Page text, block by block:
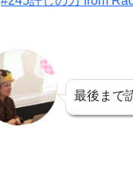
最後まで